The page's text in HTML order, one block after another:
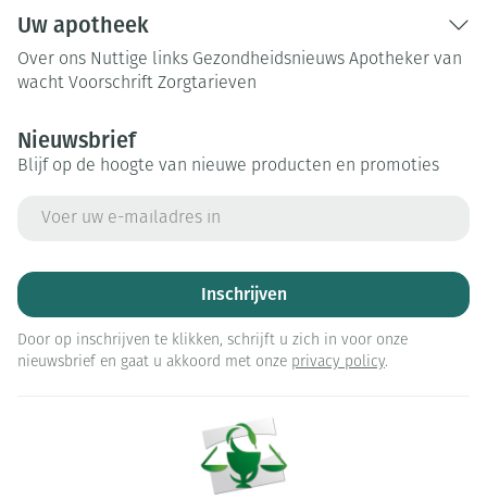
Uw apotheek
Over ons Nuttige links Gezondheidsnieuws Apotheker van
wacht Voorschrift Zorgtarieven
Nieuwsbrief
Blijf op de hoogte van nieuwe producten en promoties
Inschrijven
Door op inschrijven te klikken, schrijft u zich in voor onze
nieuwsbrief en gaat u akkoord met onze privacy policy.